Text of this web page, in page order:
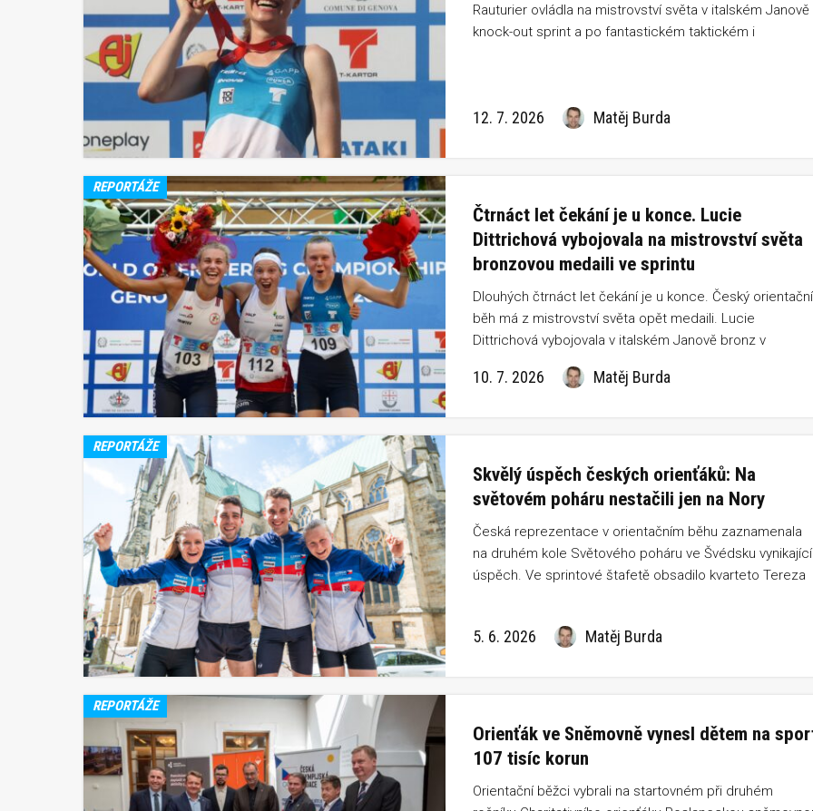
Rauturier ovládla na mistrovství světa v italském Janově
knock-out sprint a po fantastickém taktickém i
orientačního sportu.
12. 7. 2026 Matěj Burda
REPORTÁŽE
Čtrnáct let čekání je u konce. Lucie
Dittrichová vybojovala na mistrovství světa
bronzovou medaili ve sprintu
Dlouhých čtrnáct let čekání je u konce. Český orientační
běh má z mistrovství světa opět medaili. Lucie
Dittrichová vybojovala v italském Janově bronz v
úspěchů české reprezentace v posledních letech. Jen
10. 7. 2026 Matěj Burda
REPORTÁŽE
Skvělý úspěch českých orienťáků: Na
světovém poháru nestačili jen na Nory
Česká reprezentace v orientačním běhu zaznamenala
na druhém kole Světového poháru ve Švédsku vynikající
úspěch. Ve sprintové štafetě obsadilo kvarteto Tereza
stříbrné medaile.
5. 6. 2026 Matěj Burda
REPORTÁŽE
Orienťák ve Sněmovně vynesl dětem na
107 tisíc korun
Orientační běžci vybrali na startovném při druhém